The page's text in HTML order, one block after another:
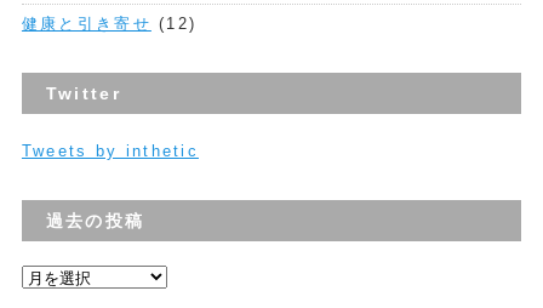
健康と引き寄せ (12)
Twitter
Tweets by inthetic
過去の投稿
過